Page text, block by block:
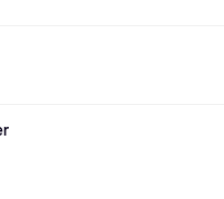
vergleiche Preise